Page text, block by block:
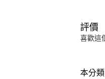
評價
喜歡這
本分